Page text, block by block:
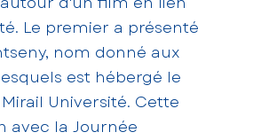
Le premier a présenté
nom donné aux
est hébergé le
Université. Cette
avec la Journée